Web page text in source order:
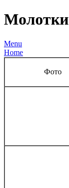
Menu
Home
Фото